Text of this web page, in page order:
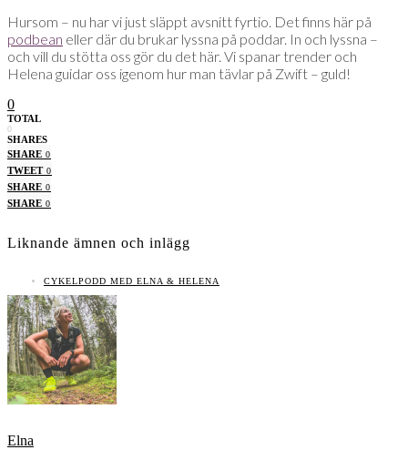
Hursom – nu har vi just släppt avsnitt fyrtio. Det finns här på
podbean eller där du brukar lyssna på poddar. In och lyssna –
och vill du stötta oss gör du det här. Vi spanar trender och
Helena guidar oss igenom hur man tävlar på Zwift – guld!
0
TOTAL
0
SHARES
SHARE 0
TWEET 0
SHARE 0
SHARE 0
Liknande ämnen och inlägg
CYKELPODD MED ELNA & HELENA
Elna